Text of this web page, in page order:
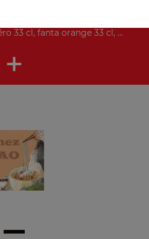
33 cl, fanta orange 33 cl, ...
+